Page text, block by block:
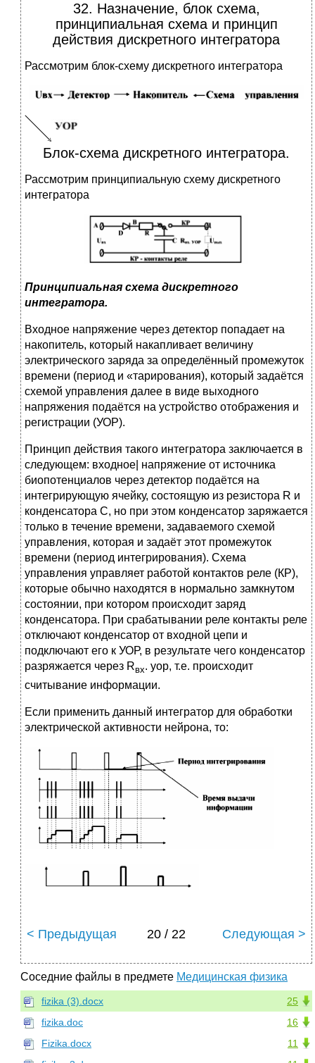
32. Назначение, блок схема,
принципиальная схема и принцип
действия дискретного интегратора
Рассмотрим блок-схему дискретного интегратора
Блок-схема дискретного интегратора.
Рассмотрим принципиальную схему дискретного
интегратора
Принципиальная схема дискретного
интегратора.
Входное напряжение через детектор попадает на
накопитель, который накапливает величину
электрического заряда за определённый промежуток
времени (период и «тарирования), который задаётся
схемой управления далее в виде выходного
напряжения подаётся на устройство отображения и
регистрации (УОР).
Принцип действия такого интегратора заключается в
следующем: входное| напряжение от источника
биопотенциалов через детектор подаётся на
интегрирующую ячейку, состоящую из резистора R и
конденсатора С, но при этом конденсатор заряжается
только в течение времени, задаваемого схемой
управления, которая и задаёт этот промежуток
времени (nepиод интегрирования). Схема
управления управляет работой контактов реле (КР),
которые обычно находятся в нормально замкнутом
состоянии, при котором происходит заряд
конденсатора. При срабатывании реле контакты реле
отключают конденсатор от входной цепи и
подключают его к УОР, в результате чего конденсатор
разряжается через Rвх. уор, т.е. происходит
считывание информации.
Если применить данный интегратор для обработки
электрической активности нейрона, то:
< Предыдущая 20 / 22 Следующая >
Соседние файлы в предмете Медицинская физика
25
fizika (3).docx
16
fizika.doc
11
Fizika.docx